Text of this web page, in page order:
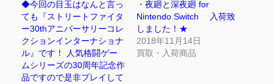
◆今回の目玉はなんと言っ
ても『ストリートファイタ
ー30thアニバーサリーコレ
クションインターナショナ
ル』です！ 人気格闘ゲー
ムシリーズの30周年記念作
品ですので是非プレイして
・夜廻と深夜廻 for
Nintendo Switch 入荷致
しました！★
2018年11月14日
買取・入荷商品